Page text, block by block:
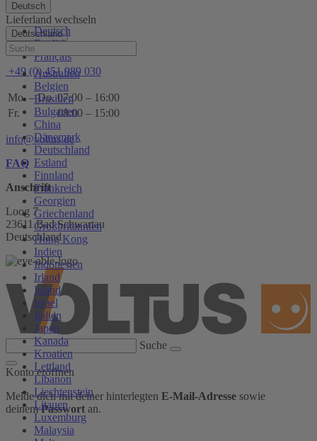
Deutsch
Deutsch
English
Français
Lieferland wechseln
Deutschland
Australien
Belgien
Brasilien
Bulgarien
China
Dänemark
Deutschland
Estland
Finnland
Frankreich
Georgien
Griechenland
Großbritannien
Hong Kong
Indien
Indonesien
Irland
Island
Israel
Italien
Japan
Kanada
Kroatien
Lettland
Libanon
Liechtenstein
Litauen
Luxemburg
Malaysia
Hilfe
+49 (0) 451 989 030
Mo. – Do. 07:00 – 16:00
Fr.
08:00 – 15:00
info@voltus.de
FAQ
Anschrift
Loog 7
23611 Bad Schwartau
Deutschland
Suche
Konto eröffnen
Melde dich mit deiner hinterlegten E-Mail-Adresse sowie
deinemPasswort an.